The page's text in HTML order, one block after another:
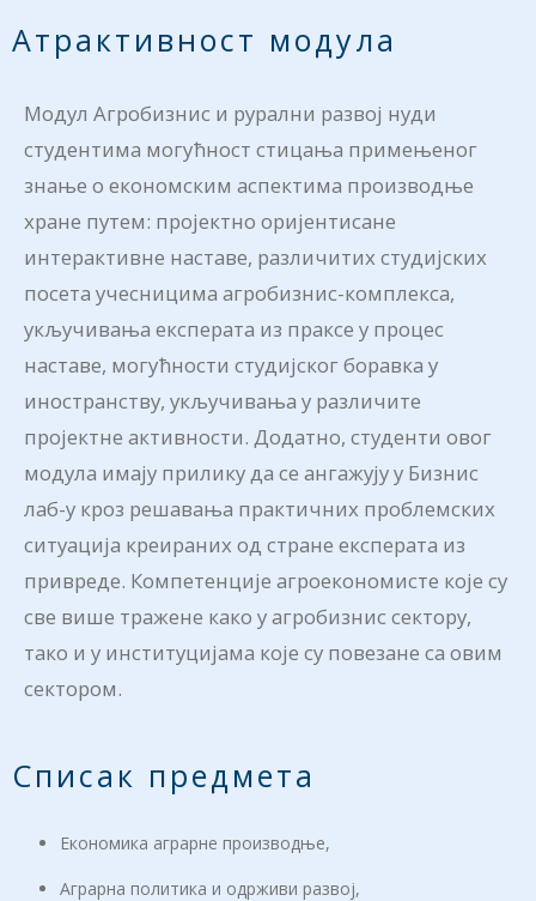
Атрактивност модула
Модул Агробизнис и рурални развој нуди
студентима могућност стицања примењеног
знање о економским аспектима производње
хране путем: пројектно оријентисане
интерактивне наставе, различитих студијских
посета учесницима агробизнис-комплекса,
укључивања експерата из праксе у процес
наставе, могућности студијског боравка у
иностранству, укључивања у различите
пројектне активности. Додатно, студенти овог
модула имају прилику да се ангажују у Бизнис
лаб-у кроз решавања практичних проблемских
ситуација креираних од стране експерата из
привреде. Компетенције агроекономисте које су
све више тражене како у агробизнис сектору,
тако и у институцијама које су повезане са овим
сектором.
Списак предмета
Економика аграрне производње,
Аграрна политика и одрживи развој,